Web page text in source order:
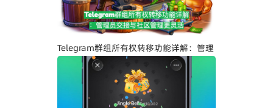
升
Telegram群组所有权转移功能详解：管理
员交接与社区管理更灵活